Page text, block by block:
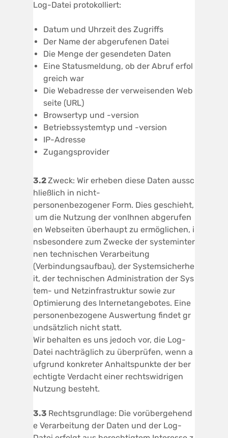
Log-Datei protokolliert:
Datum und Uhrzeit des Zugriffs
Der Name der abgerufenen Datei
Die Menge der gesendeten Daten
Eine Statusmeldung, ob der Abruf erfol
greich war
Die Webadresse der verweisenden Web
seite (URL)
Browsertyp und -version
Betriebssystemtyp und -version
IP-Adresse
Zugangsprovider
3.2Zweck: Wir erheben diese Daten aussc
hließlich in nicht-
personenbezogener Form. Dies geschieht,
um die Nutzung der vonIhnen abgerufen
en Webseiten überhaupt zu ermöglichen, i
nsbesondere zum Zwecke der systeminter
nen technischen Verarbeitung
(Verbindungsaufbau), der Systemsicherhe
it, der technischen Administration der Sys
tem- und Netzinfrastruktur sowie zur
Optimierung des Internetangebotes. Eine
personenbezogene Auswertung findet gr
undsätzlich nicht statt.
Wir behalten es uns jedoch vor, die Log-
Datei nachträglich zu überprüfen, wenn a
ufgrund konkreter Anhaltspunkte der ber
echtigte Verdacht einer rechtswidrigen
Nutzung besteht.
3.3 Rechtsgrundlage: Die vorübergehend
e Verarbeitung der Daten und der Log-